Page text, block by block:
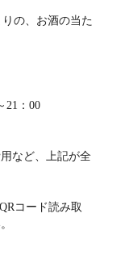
の、お酒の当た
21：00
など、上記が全
コード読み取